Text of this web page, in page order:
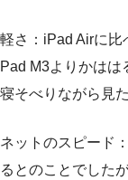
軽さ：iPad Airに比
Pad M3よりかはは
寝そべりながら見
ネットのスピード
るとのことでした